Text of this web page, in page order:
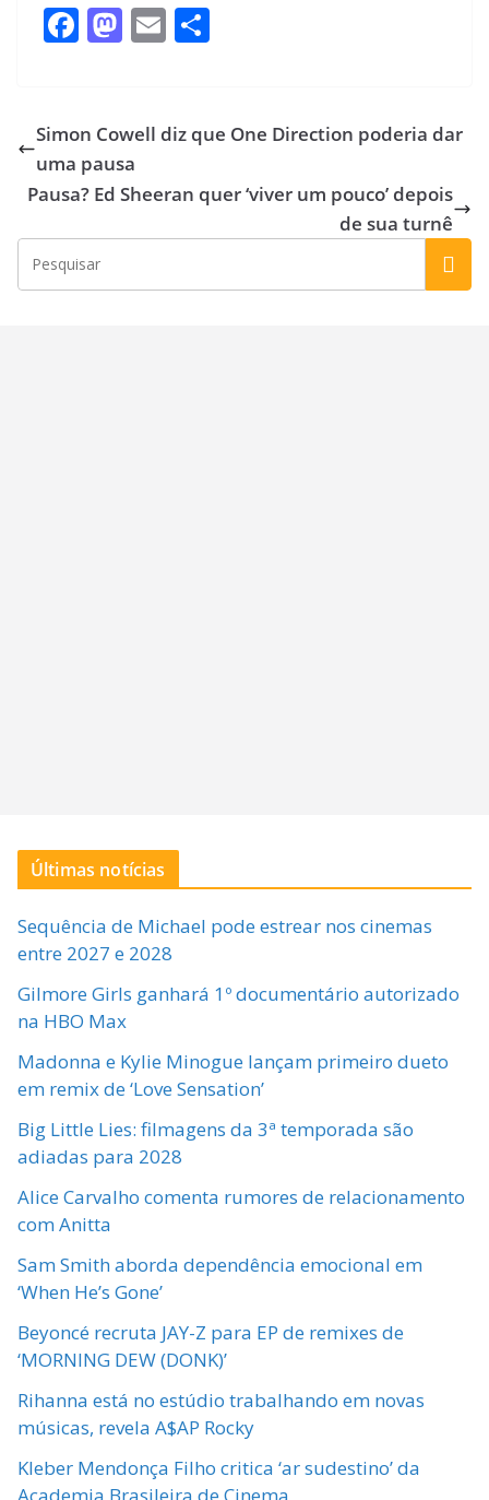
F
b
o
o
k
M
d
o
n
E
l e
Simon Cowell diz que One Direction poderia dar
uma pausa
Pausa? Ed Sheeran quer ‘viver um pouco’ depois
de sua turnê
Últimas notícias
Sequência de Michael pode estrear nos cinemas
entre 2027 e 2028
Gilmore Girls ganhará 1º documentário autorizado
na HBO Max
Madonna e Kylie Minogue lançam primeiro dueto
em remix de ‘Love Sensation’
Big Little Lies: filmagens da 3ª temporada são
adiadas para 2028
Alice Carvalho comenta rumores de relacionamento
com Anitta
Sam Smith aborda dependência emocional em
‘When He’s Gone’
Beyoncé recruta JAY-Z para EP de remixes de
‘MORNING DEW (DONK)’
Rihanna está no estúdio trabalhando em novas
músicas, revela A$AP Rocky
Kleber Mendonça Filho critica ‘ar sudestino’ da